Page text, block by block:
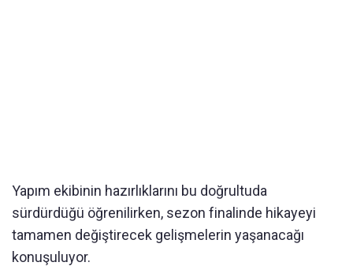
Yapım ekibinin hazırlıklarını bu doğrultuda
sürdürdüğü öğrenilirken, sezon finalinde hikayeyi
tamamen değiştirecek gelişmelerin yaşanacağı
konuşuluyor.